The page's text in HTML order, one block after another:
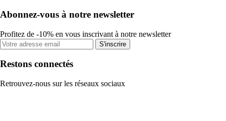
Abonnez-vous à notre newsletter
Profitez de -10% en vous inscrivant à notre newsletter
S'inscrire
Restons connectés
Retrouvez-nous sur les réseaux sociaux